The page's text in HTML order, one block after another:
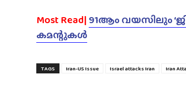
Most Read| 91ആം വയസിലും
കമന്റുകൾ
TAGS Iran-US Issue Israel attacks Iran Iran